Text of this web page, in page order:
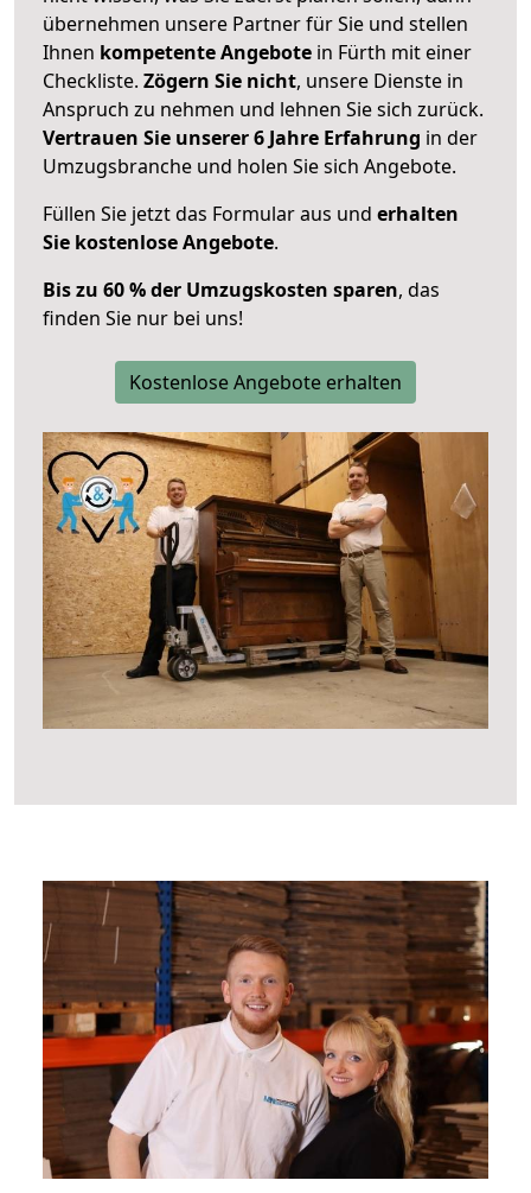
übernehmen unsere Partner für Sie und stellen
Ihnen kompetente Angebote in Fürth mit einer
Checkliste. Zögern Sie nicht, unsere Dienste in
Anspruch zu nehmen und lehnen Sie sich zurück.
Vertrauen Sie unserer 6 Jahre Erfahrung in der
Umzugsbranche und holen Sie sich Angebote.
Füllen Sie jetzt das Formular aus und erhalten
Sie kostenlose Angebote.
Bis zu 60 % der Umzugskosten sparen, das
finden Sie nur bei uns!
Kostenlose Angebote erhalten